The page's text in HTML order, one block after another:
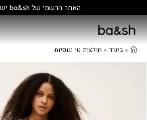
קולקציה חדשה:גלו עוד
» ביגוד » חולצות טי וגופיות